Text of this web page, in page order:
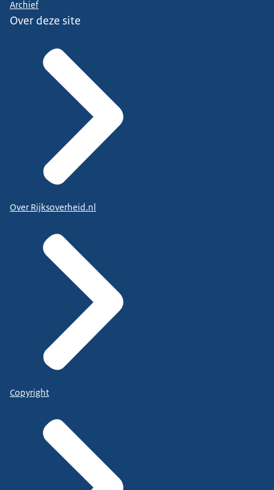
Archief
Over deze site
Over Rijksoverheid.nl
Copyright